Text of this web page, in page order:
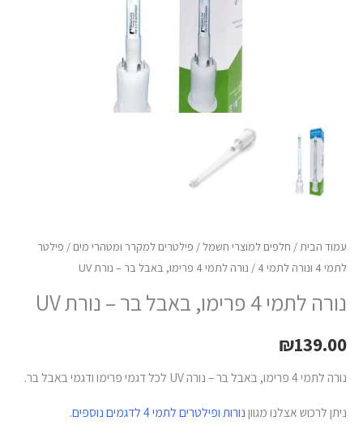
עמוד הבית/ חלפים למוצרי חשמל/ פילטרים למקרר ומטהרי מים / פילטר
לתמי 4 ונורה לתמי 4
/ נורה לתמי 4 פרימו, באבל בר – נורת UV
נורה לתמי 4 פרימו, באבל בר – נורת UV
₪139.00
נורה לתמי 4 פרימו, באבל בר – נורה UV לכל דגמי פרימו ודגמי באבל בר.
ניתן לרכוש אצלנו מגוון נורות ופילטרים לתמי 4 לדגמים נוספים.